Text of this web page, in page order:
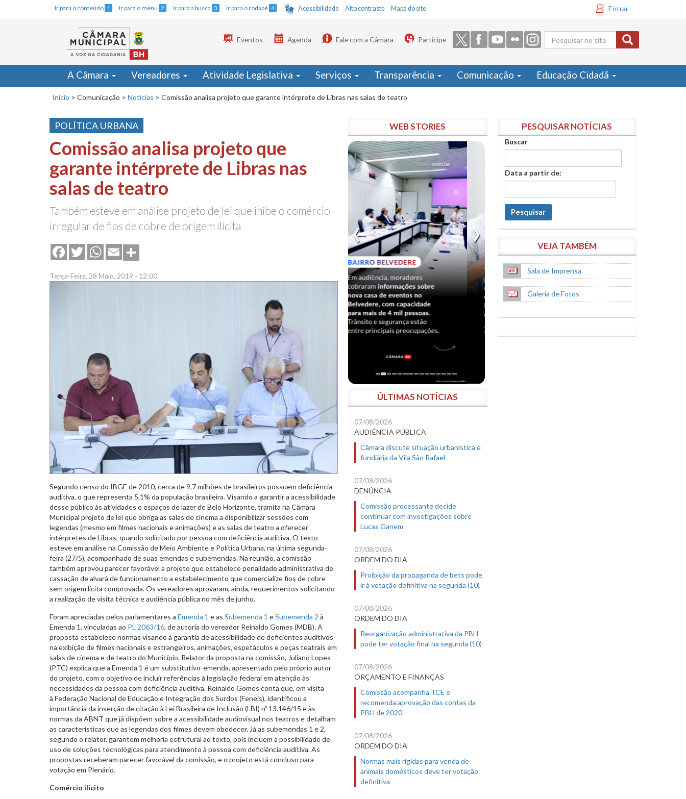
Ir para o conteúdo 1 Ir para o menu 2 Ir para a busca 3 Ir para o rodapé 4 Acessibilidade Alto contraste Mapa do site Entrar
Formulário
de busca
Eventos Agenda Fale com a Câmara Participe
A Câmara Vereadores Atividade Legislativa Serviços Transparência Comunicação Educação Cidadã
Início > Comunicação > Notícias > Comissão analisa projeto que garante intérprete de Libras nas salas de teatro
POLÍTICA URBANA
Comissão analisa projeto que
garante intérprete de Libras nas
salas de teatro
Também esteve em análise projeto de lei que inibe o comércio
irregular de fios de cobre de origem ilícita
FacebookTwitterWhatsApp
Email
Terça-Feira, 28 Maio, 2019 - 12:00
Segundo censo do IBGE de 2010, cerca de 9,7 milhões de brasileiros possuem deficiência
auditiva, o que representa 5,1% da população brasileira. Visando a garantir a acessibilidade
desse público às atividades e espaços de lazer de Belo Horizonte, tramita na Câmara
Municipal projeto de lei que obriga as salas de cinema a disponibilizar sessões com
legendas (mesmo em filmes nacionais e animações) e as salas de teatro a oferecer
intérpretes de Libras, quando solicitado por pessoa com deficiência auditiva. O texto
esteve em análise na Comissão de Meio Ambiente e Política Urbana, na última segunda-
feira (27/5), acompanhado de suas emendas e subemendas. Na reunião, a comissão
também aprovou parecer favorável a projeto que estabelece penalidade administrativa de
cassação de alvará de funcionamento a estabelecimento que comercialize fios de cobre
sem origem lícita comprovada. Os vereadores aprovaram, ainda, requerimentos solicitando
a realização de visita técnica e audiência pública no mês de junho.
Foram apreciadas pelos parlamentares a Emenda 1 e as Subemenda 1 eSubemenda 2 à
Emenda 1, vinculadas ao PL 2063/16, de autoria do vereador Reinaldo Gomes (MDB). A
proposta estabelece normas visando à garantia de acessibilidade de deficientes auditivos
na exibição de filmes nacionais e estrangeiros, animações, espetáculos e peças teatrais em
salas de cinema e de teatro do Município. Relator da proposta na comissão, Juliano Lopes
(PTC) explica que a Emenda 1 é um substitutivo-emenda, apresentado pelo próprio autor
do projeto, com o objetivo de incluir referências à legislação federal em atenção às
necessidades da pessoa com deficiência auditiva. Reinaldo Gomes conta que, em visita
à Federação Nacional de Educação e Integração dos Surdos (Feneis), identificou a
importância da inserção de citação à Lei Brasileira de Inclusão (LBI) nº 13.146/15 e às
normas da ABNT que já dispõem sobre a acessibilidade audiovisual nos teatros e detalham
as características que as legendas dos filmes devem obedecer. Já as subemendas 1 e 2,
segundo o relator, garantem melhoria estrutural ao texto, pois incluem a possibilidade de
uso de soluções tecnológicas para atendimento à pessoa com deficiência auditiva. As
propostas receberam parecer favorável da comissão, e o projeto está concluso para
votação em Plenário.
Comércio ilícito
WEB STORIES
ÚLTIMAS NOTÍCIAS
07/08/2026
AUDIÊNCIA PÚBLICA
Câmara discute situação urbanística e
fundiária da Vila São Rafael
07/08/2026
DENÚNCIA
Comissão processante decide
continuar com investigações sobre
Lucas Ganem
07/08/2026
ORDEM DO DIA
Proibição da propaganda de bets pode
ir à votação definitiva na segunda (10)
07/08/2026
ORDEM DO DIA
Reorganização administrativa da PBH
pode ter votação final na segunda (10)
07/08/2026
ORÇAMENTO E FINANÇAS
Comissão acompanha TCE e
recomenda aprovação das contas da
PBH de 2020
07/08/2026
ORDEM DO DIA
Normas mais rígidas para venda de
animais domésticos deve ter votação
definitiva
PESQUISAR NOTÍCIAS
Buscar
Data a partir de:
Pesquisar
VEJA TAMBÉM
Sala de Imprensa
Galeria de Fotos